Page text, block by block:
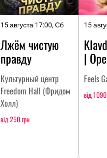
15 августа 17:00, Сб
Лжём чистую
правду
Культурный центр
Freedom Hall (Фридом
Холл)
від 250 грн
15
|
Feels
від